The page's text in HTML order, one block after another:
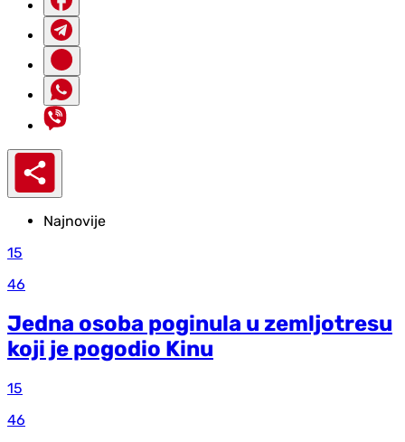
Najnovije
15
46
Jedna osoba poginula u zemljotresu
koji je pogodio Kinu
15
46